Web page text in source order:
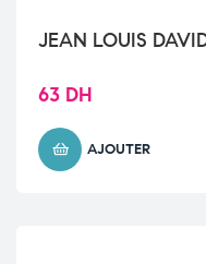
JEAN LOUIS
63 DH
AJOUTER